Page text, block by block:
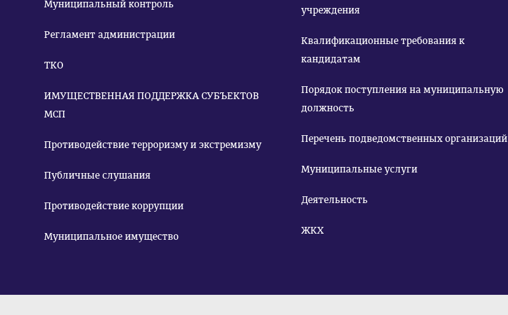
Муниципальный контроль
Регламент администрации
ТКО
ИМУЩЕСТВЕННАЯ ПОДДЕРЖКА СУБЪЕКТОВ
МСП
Противодействие терроризму и экстремизму
Публичные слушания
Противодействие коррупции
Муниципальное имущество
учреждения
Квалификационные требования к
кандидатам
Порядок поступления на муниципальную
должность
Перечень подведомственных организаций
Муниципальные услуги
Деятельность
ЖКХ